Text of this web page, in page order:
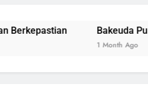
Bakeuda Purbalingga